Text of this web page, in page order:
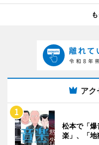
アク
松本で「
楽」、「